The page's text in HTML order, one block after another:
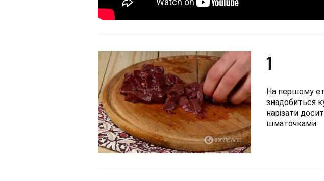
1
На першому
знадобиться
нарізати
шматочками.